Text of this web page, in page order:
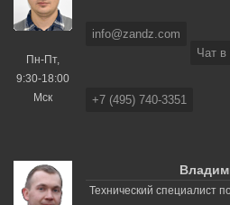
Пн-Пт,
9:30-18:00
Мск
info@zandz.com
Чат
+7 (495) 740-3351
Технический специалист